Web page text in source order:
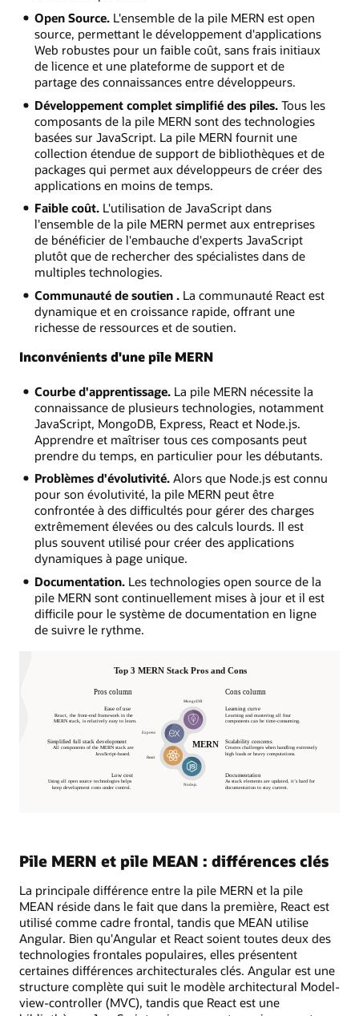
Open Source.L'ensemble de la pile MERN est open
source, permettant le développement d'applications
Web robustes pour un faible coût, sans frais initiaux
de licence et une plateforme de support et de
partage des connaissances entre développeurs.
Développement complet simplifié des piles.Tous les
composants de la pile MERN sont des technologies
basées sur JavaScript. La pile MERN fournit une
collection étendue de support de bibliothèques et de
packages qui permet aux développeurs de créer des
applications en moins de temps.
Faible coût.L'utilisation de JavaScript dans
l'ensemble de la pile MERN permet aux entreprises
de bénéficier de l'embauche d'experts JavaScript
plutôt que de rechercher des spécialistes dans de
multiples technologies.
Communauté de soutien .La communauté React est
dynamique et en croissance rapide, offrant une
richesse de ressources et de soutien.
Inconvénients d'une pile MERN
Courbe d'apprentissage.La pile MERN nécessite la
connaissance de plusieurs technologies, notamment
JavaScript, MongoDB, Express, React et Node.js.
Apprendre et maîtriser tous ces composants peut
prendre du temps, en particulier pour les débutants.
Problèmes d'évolutivité.Alors que Node.js est connu
pour son évolutivité, la pile MERN peut être
confrontée à des difficultés pour gérer des charges
extrêmement élevées ou des calculs lourds. Il est
plus souvent utilisé pour créer des applications
dynamiques à page unique.
Documentation.Les technologies open source de la
pile MERN sont continuellement mises à jour et il est
difficile pour le système de documentation en ligne
de suivre le rythme.
Pile MERN et pile MEAN : différences clés
La principale différence entre la pile MERN et la pile
MEAN réside dans le fait que dans la première, React est
utilisé comme cadre frontal, tandis que MEAN utilise
Angular. Bien qu'Angular et React soient toutes deux des
technologies frontales populaires, elles présentent
certaines différences architecturales clés. Angular est une
structure complète qui suit le modèle architectural Model-
view-controller (MVC), tandis que React est une